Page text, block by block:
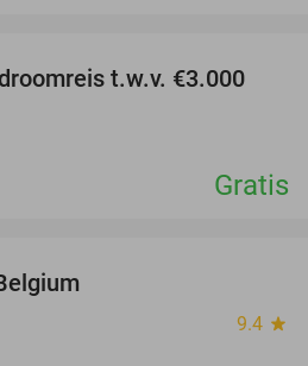
t.w.v. €3.000
Gratis
9.4 star